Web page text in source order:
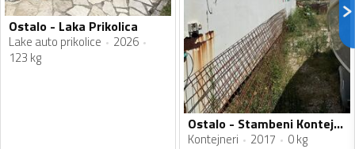
Ostalo - Laka Prikolica
Lake auto prikolice
2026
123 kg
Ostalo - Stambeni Kontejneri
Kontejneri 2017 0 kg